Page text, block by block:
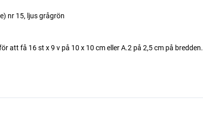
nr 15, ljus grågrön
att få 16 st x 9 v på 10 x 10 cm eller A.2 på 2,5 cm på bredden.